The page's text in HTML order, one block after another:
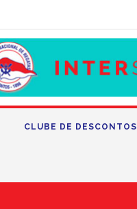
CLUBE DE DESCONTOS